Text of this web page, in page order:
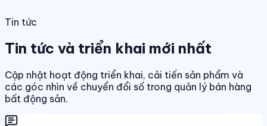
Tin tức
Tin tức và triển khai mới nhất
Cập nhật hoạt động triển khai, cải tiến sản phẩm và
các góc nhìn về chuyển đổi số trong quản lý bán hàng
bất động sản.